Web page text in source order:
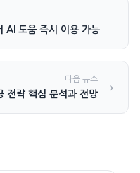
AI 도움 즉시 이용 가능
다음 뉴스
전략 핵심 분석과 전망→